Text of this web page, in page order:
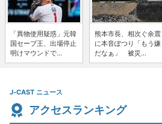
「異物使用疑惑」元韓
国セーブ王、出場停止
明けマウンドで...
熊本市長、相次ぐ余震
に本音ぽつり「もう嫌
だなぁ」 被災...
J-CAST ニュース
アクセスランキング